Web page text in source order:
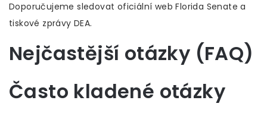
Doporučujeme sledovat oficiální webFlorida Senate a
tiskové zprávyDEA.
Nejčastější otázky (FAQ)
Často kladené otázky